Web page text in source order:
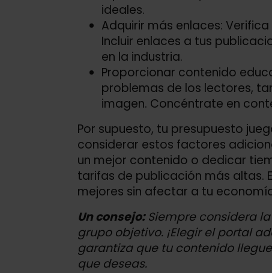
ideales.
Adquirir más enlaces:
Incluir enlaces a tus
en la industria.
Proporcionar contenido
problemas de los lectores,
imagen. Concéntrate en
Por supuesto, tu presupuesto
considerar estos factores
un mejor contenido o dedicar
tarifas de publicación más altas.
mejores sin afectar a tu
Un consejo:Siempre considera
grupo objetivo. ¡Elegir el portal
garantiza que tu contenido
que deseas.